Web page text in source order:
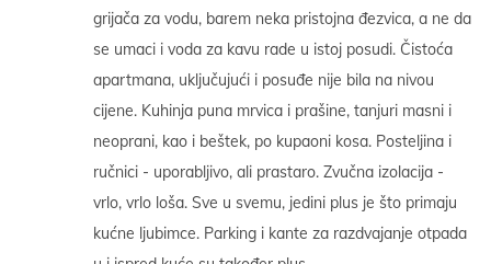
grijača za vodu, barem neka pristojna đezvica, a ne da
se umaci i voda za kavu rade u istoj posudi. Čistoća
apartmana, uključujući i posuđe nije bila na nivou
cijene. Kuhinja puna mrvica i prašine, tanjuri masni i
neoprani, kao i beštek, po kupaoni kosa. Posteljina i
ručnici - uporabljivo, ali prastaro. Zvučna izolacija -
vrlo, vrlo loša. Sve u svemu, jedini plus je što primaju
kućne ljubimce. Parking i kante za razdvajanje otpada